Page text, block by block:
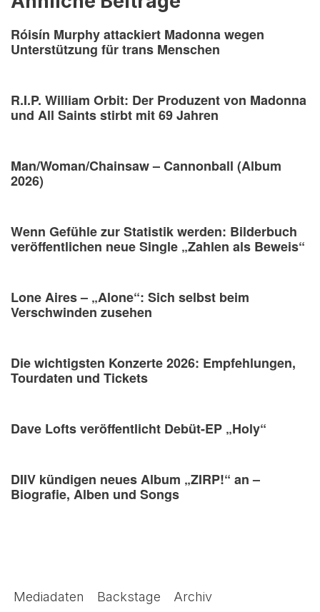
Róisín Murphy attackiert Madonna wegen
Unterstützung für trans Menschen
R.I.P. William Orbit: Der Produzent von Madonna
und All Saints stirbt mit 69 Jahren
Man/Woman/Chainsaw – Cannonball (Album
2026)
Wenn Gefühle zur Statistik werden: Bilderbuch
veröffentlichen neue Single „Zahlen als Beweis“
Lone Aires – „Alone“: Sich selbst beim
Verschwinden zusehen
Die wichtigsten Konzerte 2026: Empfehlungen,
Tourdaten und Tickets
Dave Lofts veröffentlicht Debüt-EP „Holy“
DIIV kündigen neues Album „ZIRP!“ an –
Biografie, Alben und Songs
Mediadaten Backstage
Archiv